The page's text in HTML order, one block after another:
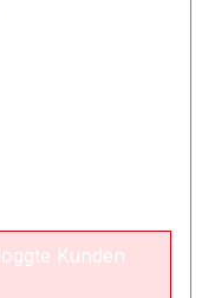
Kunden